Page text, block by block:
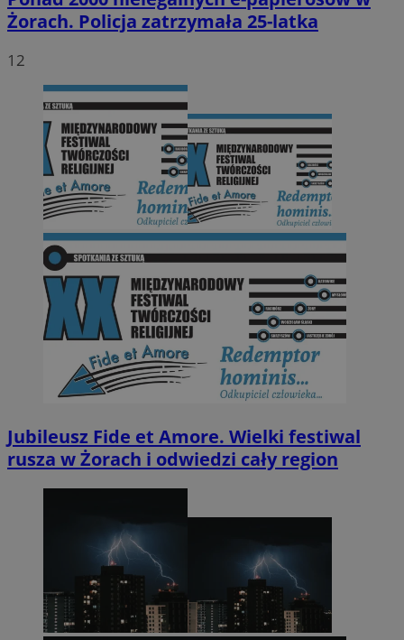
Żorach. Policja zatrzymała 25-latka
12
Jubileusz Fide et Amore. Wielki festiwal
rusza w Żorach i odwiedzi cały region